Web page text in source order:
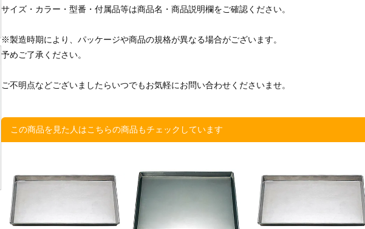
サイズ・カラー・型番・付属品等は商品名・商品説明欄をご確認ください。
※製造時期により、パッケージや商品の規格が異なる場合がございます。
予めご了承ください。
ご不明点などございましたらいつでもお気軽にお問い合わせくださいませ。
この商品を見た人はこちらの商品もチェックしています